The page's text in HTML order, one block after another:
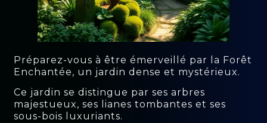
Préparez-vous à être émerveillé par la Forêt
Enchantée, un jardin dense et mystérieux.
Ce jardin se distingue par ses arbres
majestueux, ses lianes tombantes et ses
sous-bois luxuriants.